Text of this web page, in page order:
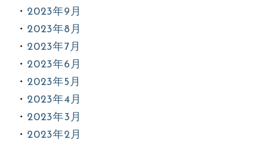
2023年9月
2023年8月
2023年7月
2023年6月
2023年5月
2023年4月
2023年3月
2023年2月